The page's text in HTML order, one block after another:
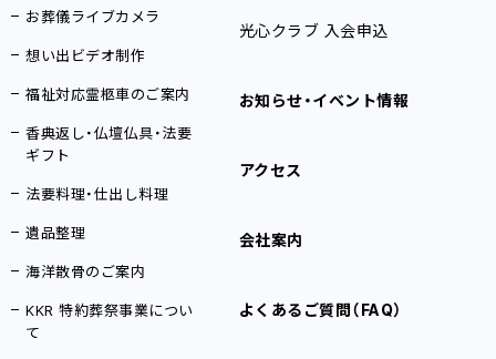
お葬儀ライブカメラ
想い出ビデオ制作
福祉対応霊柩車のご案内
香典返し・仏壇仏具・法要
ギフト
法要料理・仕出し料理
遺品整理
海洋散骨のご案内
KKR 特約葬祭事業につい
て
光心クラブ 入会申込
お知らせ・イベント情報
アクセス
会社案内
よくあるご質問（FAQ）